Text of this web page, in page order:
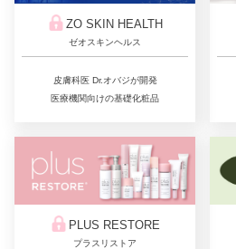
ZO SKIN HEALTH
ゼオスキンヘルス
皮膚科医 Dr.オバジが開発
医療機関向けの基礎化粧品
PLUS RESTORE
プラスリストア